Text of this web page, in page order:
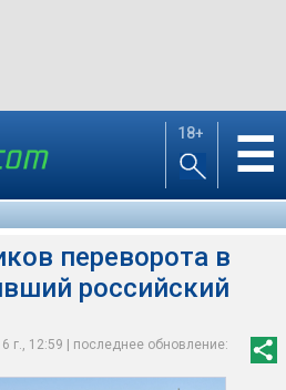
18+ ☰
переворота в
российский
г., 12:59 | последнее обновление: